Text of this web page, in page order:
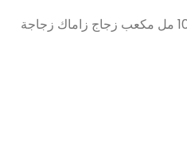
وصف المنتج: 30 مل 50 مل 100 مل مكعب زجاج زاماك زجاجة